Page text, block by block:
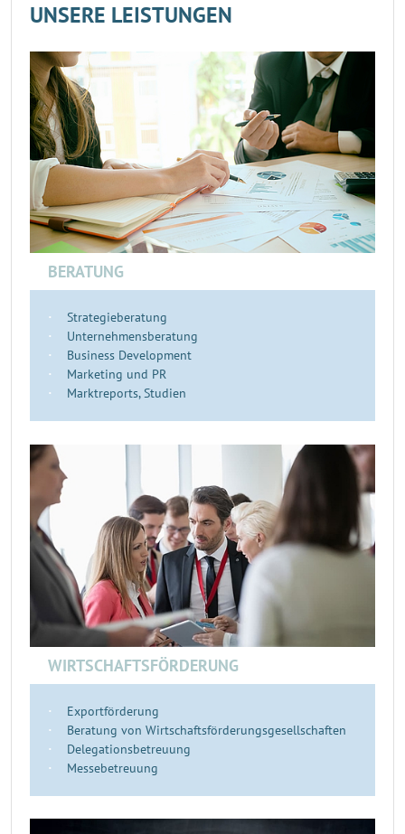
UNSERE LEISTUNGEN
BERATUNG
Strategieberatung
Unternehmensberatung
Business Development
Marketing und PR
Marktreports, Studien
WIRTSCHAFTSFÖRDERUNG
Exportförderung
Beratung von Wirtschaftsförderungsgesellschaften
Delegationsbetreuung
Messebetreuung